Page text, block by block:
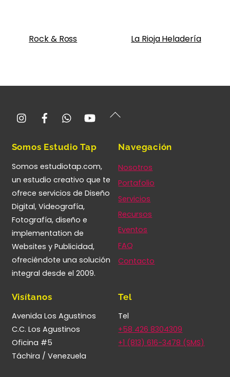
Rock & Ross La Rioja Heladería
Back
InstagramFacebookWhatsappYouTube
Somos Estudio Tap
Somos estudiotap.com,
un estudio creativo que te
ofrece servicios de Diseño
Digital, Videografía,
Fotografía, diseño e
implementation de
Websites y Publicidad,
ofreciéndote una solución
integral desde el 2009.
Navegación
Nosotros
Portafolio
Servicios
Recursos
Eventos
FAQ
Contacto
Visítanos
Avenida Los Agustinos
C.C. Los Agustinos
Oficina #5
Táchira / Venezuela
Tel
Tel
+58 426 8304309
+1 (813) 616-3478 (SMS)